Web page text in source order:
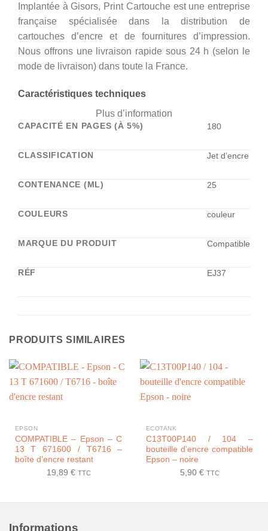
Implantée à Gisors, Print Cartouche est une entreprise
française spécialisée dans la distribution de
cartouches d’encre et de fournitures d’impression.
Nous offrons une livraison rapide sous 24 h (selon le
mode de livraison) dans toute la France.
Caractéristiques techniques
Plus d’information
CAPACITÉ EN PAGES (À 5%) 180
CLASSIFICATION Jet d’encre
CONTENANCE (ML) 25
COULEURS couleur
MARQUE DU PRODUIT Compatible
RÉF EJ37
PRODUITS SIMILAIRES
EPSON
COMPATIBLE – Epson – C
13 T 671600 / T6716 –
boîte d’encre restant
19,89 € TTC
ECOTANK
C13T00P140 / 104 –
bouteille d’encre compatible
Epson – noire
5,90 € TTC
Informations